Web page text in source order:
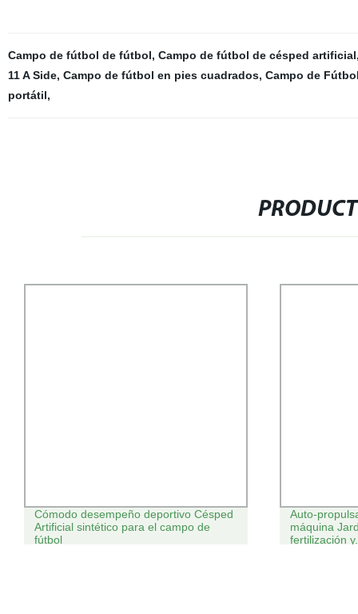
Campo de fútbol de fútbol, Campo de fútbol de césped artificial
11 A Side, Campo de fútbol en pies cuadrados, Campo de
portátil,
Cómodo desempeño deportivo Césped
Artificial sintético para el campo de
fútbol
Auto-
máquina
fertilización